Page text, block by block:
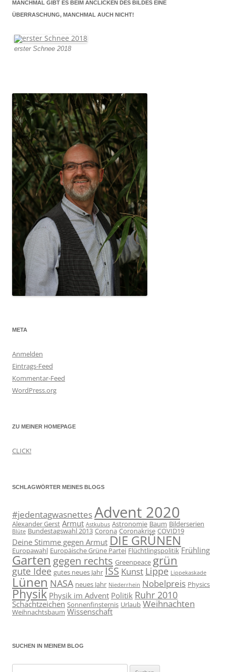
MANCHMAL GIBT ES BEIM ANCLICKEN DES BILDES EINE
ÜBERRASCHUNG, MANCHMAL AUCH NICHT!
erster Schnee 2018
META
Anmelden
Eintrags-Feed
Kommentar-Feed
WordPress.org
ZU MEINER HOMEPAGE
CLICK!
SCHLAGWÖRTER MEINES BLOGS
#jedentagwasnettesAdvent 2020
Alexander Gerst Armut Astkubus Astronomie Baum Bilderserien
Blüte Bundestagswahl 2013 Corona Coronakrise COVID19
Deine Stimme gegen Armut DIE GRÜNEN
Europawahl Europäische Grüne Partei Flüchtlingspolitik Frühling
Garten gegen rechts Greenpeace grün
gute Idee gutes neues Jahr ISS Kunst Lippe Lippekaskade
Lünen NASA neues Jahr Niederrhein Nobelpreis Physics
Physik Physik im Advent Politik Ruhr 2010
Schachtzeichen Sonnenfinsternis Urlaub Weihnachten
Weihnachtsbaum Wissenschaft
SUCHEN IN MEINEM BLOG